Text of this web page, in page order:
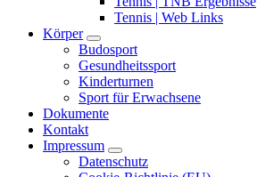
Tennis | Web Links
Körper
Budosport
Gesundheitssport
Kinderturnen
Sport für Erwachsene
Dokumente
Kontakt
Impressum
Datenschutz